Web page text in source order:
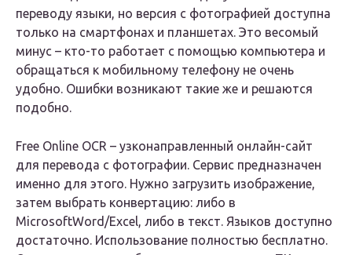
переводу языки, но версия с фотографией доступна
только на смартфонах и планшетах. Это весомый
минус – кто-то работает с помощью компьютера и
обращаться к мобильному телефону не очень
удобно. Ошибки возникают такие же и решаются
подобно.
Free Online OCR – узконаправленный онлайн-сайт
для перевода с фотографии. Сервис предназначен
именно для этого. Нужно загрузить изображение,
затем выбрать конвертацию: либо в
MicrosoftWord/Excel, либо в текст. Языков доступно
достаточно. Использование полностью бесплатно.